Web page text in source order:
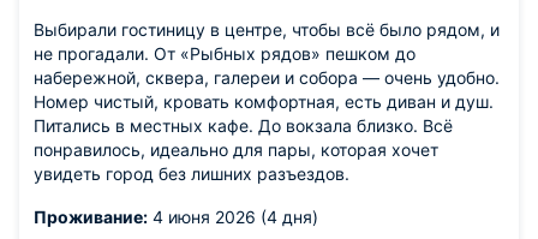
Выбирали гостиницу в центре, чтобы всё было рядом, и
не прогадали. От «Рыбных рядов» пешком до
набережной, сквера, галереи и собора — очень удобно.
Номер чистый, кровать комфортная, есть диван и душ.
Питались в местных кафе. До вокзала близко. Всё
понравилось, идеально для пары, которая хочет
увидеть город без лишних разъездов.
Проживание: 4 июня 2026 (4 дня)